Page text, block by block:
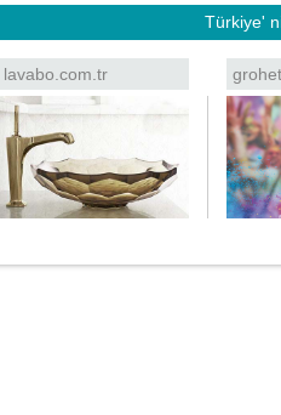
Türkiye'
lavabo.com.tr